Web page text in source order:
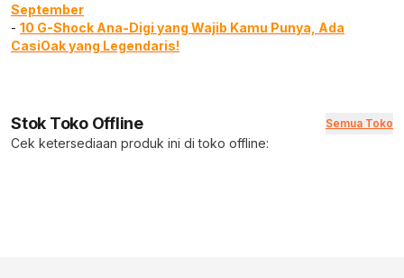
September
- 10 G-Shock Ana-Digi yang Wajib Kamu Punya, Ada
CasiOak yang Legendaris!
Stok Toko Offline Semua Toko
Cek ketersediaan produk ini di toko offline: